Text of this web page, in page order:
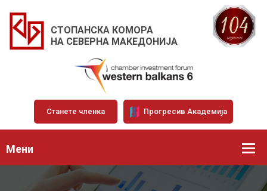
СТОПАНСКА КОМОРА
НА СЕВЕРНА МАКЕДОНИЈА
Станете членка Прогресив Академија
Мени